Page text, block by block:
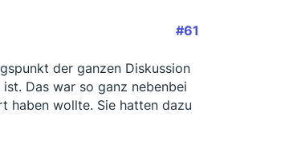
#61
der ganzen Diskussion
Das war so ganz nebenbei
haben wollte. Sie hatten dazu